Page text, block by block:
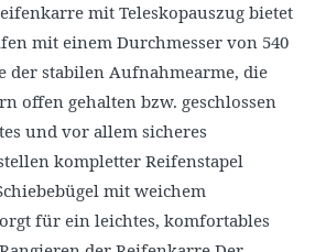
mit Teleskopauszug bietet
mit einem Durchmesser von 540
der stabilen Aufnahmearme, die
offen gehalten bzw. geschlossen
und vor allem sicheres
kompletter Reifenstapel
mit weichem
für ein leichtes, komfortables